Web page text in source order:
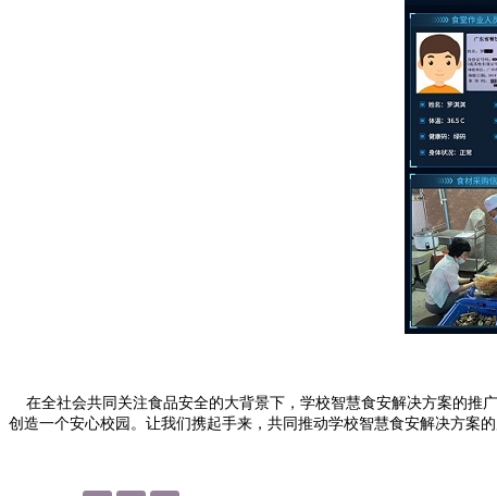
在全社会共同关注食品安全的大背景下，学校智慧食安解决方案的推
创造一个安心校园。让我们携起手来，共同推动学校智慧食安解决方案